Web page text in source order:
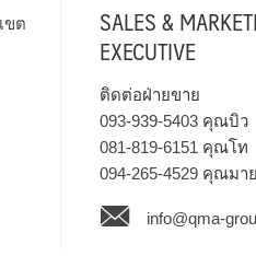
ขต
SALES &
EXECUTIVE
ติดต่อฝ่ายขาย
093-939-5403คุณบิว
081-819-6151คุณโท
094-265-4529คุณมาย
info@qma-